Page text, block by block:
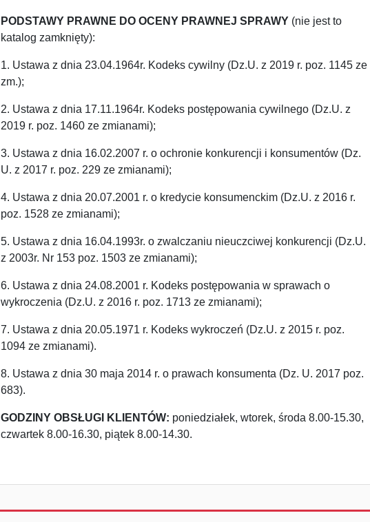
PODSTAWY PRAWNE DO OCENY PRAWNEJ SPRAWY (nie jest to
katalog zamknięty):
1. Ustawa z dnia 23.04.1964r. Kodeks cywilny (Dz.U. z 2019 r. poz. 1145 ze
zm.);
2. Ustawa z dnia 17.11.1964r. Kodeks postępowania cywilnego (Dz.U. z
2019 r. poz. 1460 ze zmianami);
3. Ustawa z dnia 16.02.2007 r. o ochronie konkurencji i konsumentów (Dz.
U. z 2017 r. poz. 229 ze zmianami);
4. Ustawa z dnia 20.07.2001 r. o kredycie konsumenckim (Dz.U. z 2016 r.
poz. 1528 ze zmianami);
5. Ustawa z dnia 16.04.1993r. o zwalczaniu nieuczciwej konkurencji (Dz.U.
z 2003r. Nr 153 poz. 1503 ze zmianami);
6. Ustawa z dnia 24.08.2001 r. Kodeks postępowania w sprawach o
wykroczenia (Dz.U. z 2016 r. poz. 1713 ze zmianami);
7. Ustawa z dnia 20.05.1971 r. Kodeks wykroczeń (Dz.U. z 2015 r. poz.
1094 ze zmianami).
8. Ustawa z dnia 30 maja 2014 r. o prawach konsumenta (Dz. U. 2017 poz.
683).
GODZINY OBSŁUGI KLIENTÓW: poniedziałek, wtorek, środa 8.00-15.30,
czwartek 8.00-16.30, piątek 8.00-14.30.